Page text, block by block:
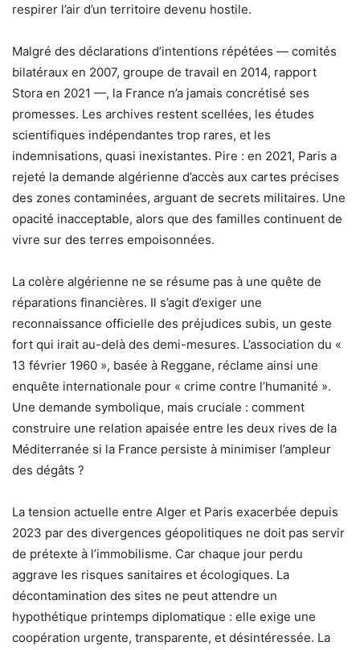
respirer l’air d’un territoire devenu hostile.
Malgré des déclarations d’intentions répétées — comités
bilatéraux en 2007, groupe de travail en 2014, rapport
Stora en 2021 —, la France n’a jamais concrétisé ses
promesses. Les archives restent scellées, les études
scientifiques indépendantes trop rares, et les
indemnisations, quasi inexistantes. Pire : en 2021, Paris a
rejeté la demande algérienne d’accès aux cartes précises
des zones contaminées, arguant de secrets militaires. Une
opacité inacceptable, alors que des familles continuent de
vivre sur des terres empoisonnées.
La colère algérienne ne se résume pas à une quête de
réparations financières. Il s’agit d’exiger une
reconnaissance officielle des préjudices subis, un geste
fort qui irait au-delà des demi-mesures. L’association du «
13 février 1960 », basée à Reggane, réclame ainsi une
enquête internationale pour « crime contre l’humanité ».
Une demande symbolique, mais cruciale : comment
construire une relation apaisée entre les deux rives de la
Méditerranée si la France persiste à minimiser l’ampleur
des dégâts ?
La tension actuelle entre Alger et Paris exacerbée depuis
2023 par des divergences géopolitiques ne doit pas servir
de prétexte à l’immobilisme. Car chaque jour perdu
aggrave les risques sanitaires et écologiques. La
décontamination des sites ne peut attendre un
hypothétique printemps diplomatique : elle exige une
coopération urgente, transparente, et désintéressée. La